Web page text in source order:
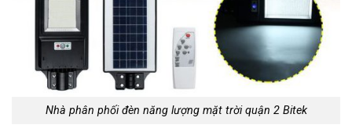
Nhà phân phối đèn năng lượng mặt trời quận 2 Bitek